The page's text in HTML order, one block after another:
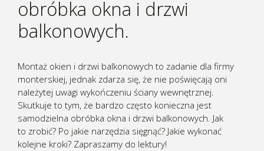
obróbka okna i drzwi
balkonowych.
Montaż okien i drzwi balkonowych to zadanie dla firmy
monterskiej, jednak zdarza się, że nie poświęcają oni
należytej uwagi wykończeniu ściany wewnętrznej.
Skutkuje to tym, że bardzo często konieczna jest
samodzielna obróbka okna i drzwi balkonowych. Jak
to zrobić? Po jakie narzędzia sięgnąć? Jakie wykonać
kolejne kroki? Zapraszamy do lektury!